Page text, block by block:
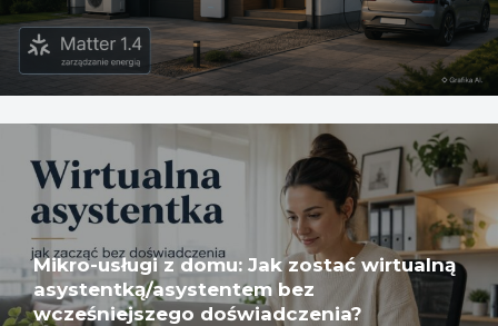
Mikro-usługi z domu: Jak zostać wirtualną
asystentką/asystentem bez
wcześniejszego doświadczenia?